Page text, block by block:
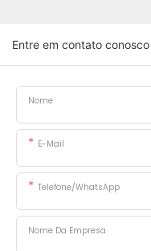
Entre em contato conosco
Nome
E-Mail
Telefone/WhatsApp
Nome Da Empresa